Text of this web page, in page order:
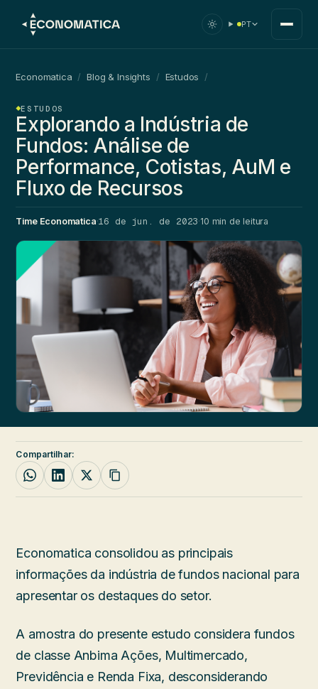
PT
Economatica / Blog & Insights / Estudos /
ESTUDOS
Explorando a Indústria de
Fundos: Análise de
Performance, Cotistas, AuM e
Fluxo de Recursos
Time Economatica·16 de jun. de 2023·10 min de leitura
Compartilhar:
Economatica consolidou as principais
informações da indústria de fundos nacional para
apresentar os destaques do setor.
A amostra do presente estudo considera fundos
de classe Anbima Ações, Multimercado,
Previdência e Renda Fixa, desconsiderando